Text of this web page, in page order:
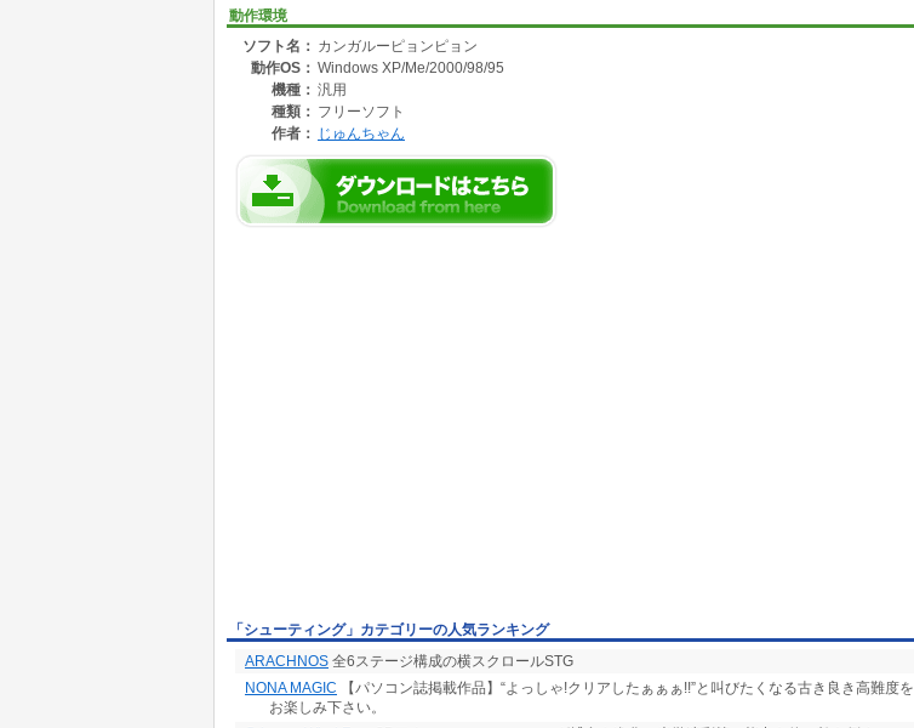
動作環境
ソフト名： カンガルーピョンピョン
動作OS： Windows XP/Me/2000/98/95
機種： 汎用
種類： フリーソフト
作者：
じゅんちゃん
「シューティング」カテゴリーの人気ランキング
ARACHNOS 全6ステージ構成の横スクロールSTG
NONA MAGIC 【パソコン誌掲載作品】“よっしゃ!クリアしたぁぁぁ!!”と叫びたくなる古き良き高難度を
お楽しみ下さい。